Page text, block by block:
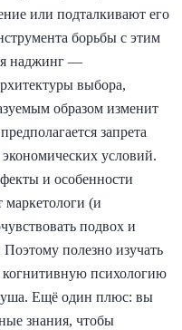
или подталкивают его
борьбы с этим
наджинг —
выбора,
образом изменит
запрета
условий.
и особенности
маркетологи (и
подвох и
Поэтому полезно изучать
психологию
Ещё один плюс: вы
знания, чтобы